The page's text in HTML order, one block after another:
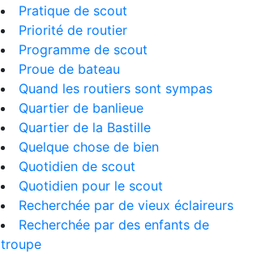
Pratique de scout
Priorité de routier
Programme de scout
Proue de bateau
Quand les routiers sont sympas
Quartier de banlieue
Quartier de la Bastille
Quelque chose de bien
Quotidien de scout
Quotidien pour le scout
Recherchée par de vieux éclaireurs
Recherchée par des enfants de
troupe